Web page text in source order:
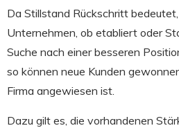
Da Stillstand Rückschritt
Unternehmen, ob etabliert oder
Suche nach einer besseren
so können neue Kunden
Firma angewiesen ist.
Dazu gilt es, die vorhandenen